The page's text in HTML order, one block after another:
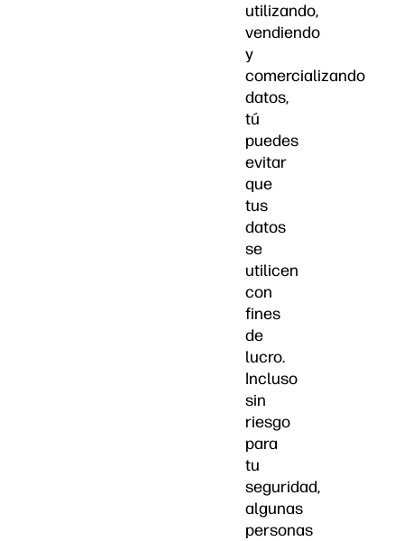
utilizando,
vendiendo
y
comercializando
datos,
tú
puedes
evitar
que
tus
datos
se
utilicen
con
fines
de
lucro.
Incluso
sin
riesgo
para
tu
seguridad,
algunas
personas